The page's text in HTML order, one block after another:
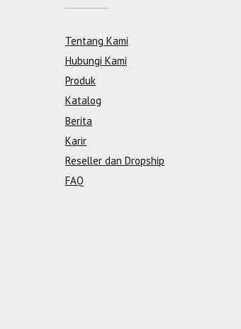
Tentang Kami
Hubungi Kami
Produk
Katalog
Berita
Karir
Reseller dan Dropship
FAQ